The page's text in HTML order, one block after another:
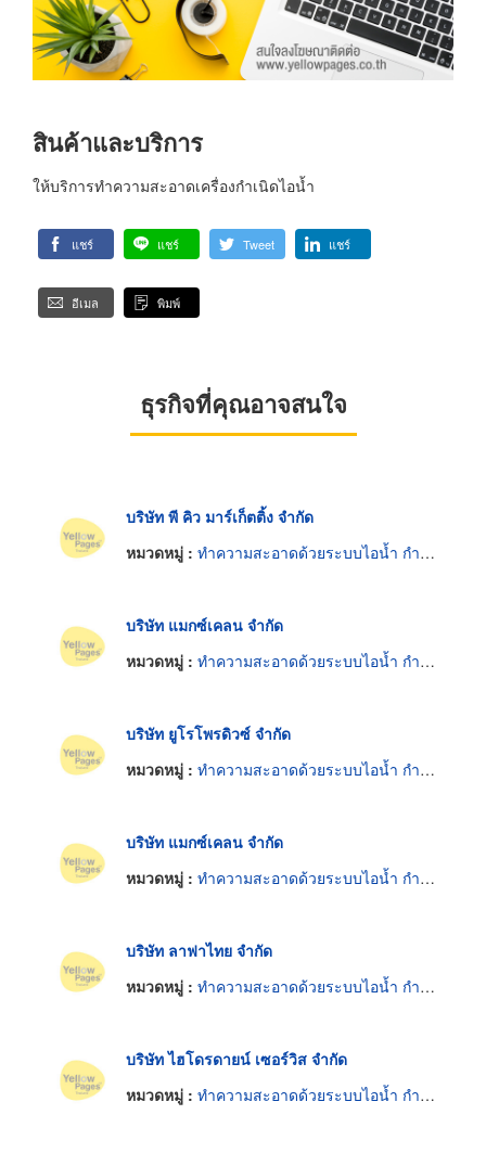
สินค้าและบริการ
ให้บริการทำความสะอาดเครื่องกำเนิดไอน้ำ
แชร์ แชร์ Tweet แชร์
อีเมล พิมพ์
ธุรกิจที่คุณอาจสนใจ
บริษัท พี คิว มาร์เก็ตติ้ง จำกัด
หมวดหมู่ : ทำความสะอาดด้วยระบบไอน้ำ กำลังฉีด เคมีและอื่น ๆ
บริษัท แมกซ์เคลน จำกัด
หมวดหมู่ : ทำความสะอาดด้วยระบบไอน้ำ กำลังฉีด เคมีและอื่น ๆ
บริษัท ยูโรโพรดิวซ์ จำกัด
หมวดหมู่ : ทำความสะอาดด้วยระบบไอน้ำ กำลังฉีด เคมีและอื่น ๆ
บริษัท แมกซ์เคลน จำกัด
หมวดหมู่ : ทำความสะอาดด้วยระบบไอน้ำ กำลังฉีด เคมีและอื่น ๆ
บริษัท ลาฟาไทย จำกัด
หมวดหมู่ : ทำความสะอาดด้วยระบบไอน้ำ กำลังฉีด เคมีและอื่น ๆ
บริษัท ไฮโดรดายน์ เซอร์วิส จำกัด
หมวดหมู่ : ทำความสะอาดด้วยระบบไอน้ำ กำลังฉีด เคมีและอื่น ๆ